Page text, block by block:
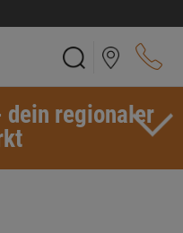
dein regionaler